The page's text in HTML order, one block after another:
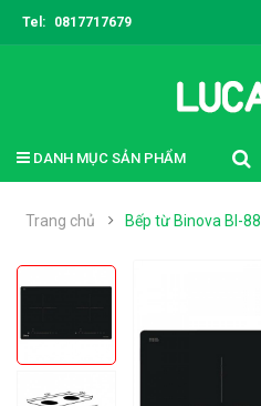
Tel: 0817717679
DANH MỤC SẢN PHẨM
Trang chủ Bếp từ Binova BI-